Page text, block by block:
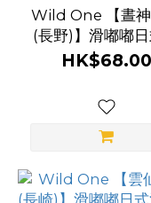
Wild One 【晝
(長野)】滑嘟嘟日
泉情趣凝膠粉 - 藍
HK$68.00